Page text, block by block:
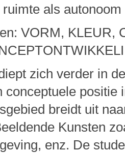
als
VORM, KLEUR,
zich verder in
conceptuele
breidt uit
Kunsten
enz. De